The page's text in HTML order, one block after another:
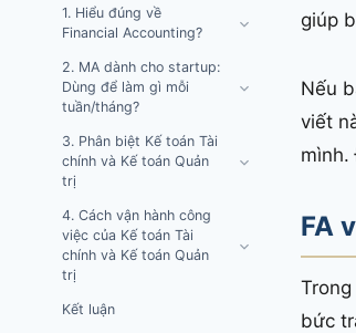
1. Hiểu đúng về
Financial Accounting?
2. MA dành cho startup:
Dùng để làm gì mỗi
tuần/tháng?
3. Phân biệt Kế toán Tài
chính và Kế toán Quản
trị
4. Cách vận hành công
việc của Kế toán Tài
chính và Kế toán Quản
trị
Kết luận
giúp
Nếu
viết
mình.
FA
bức